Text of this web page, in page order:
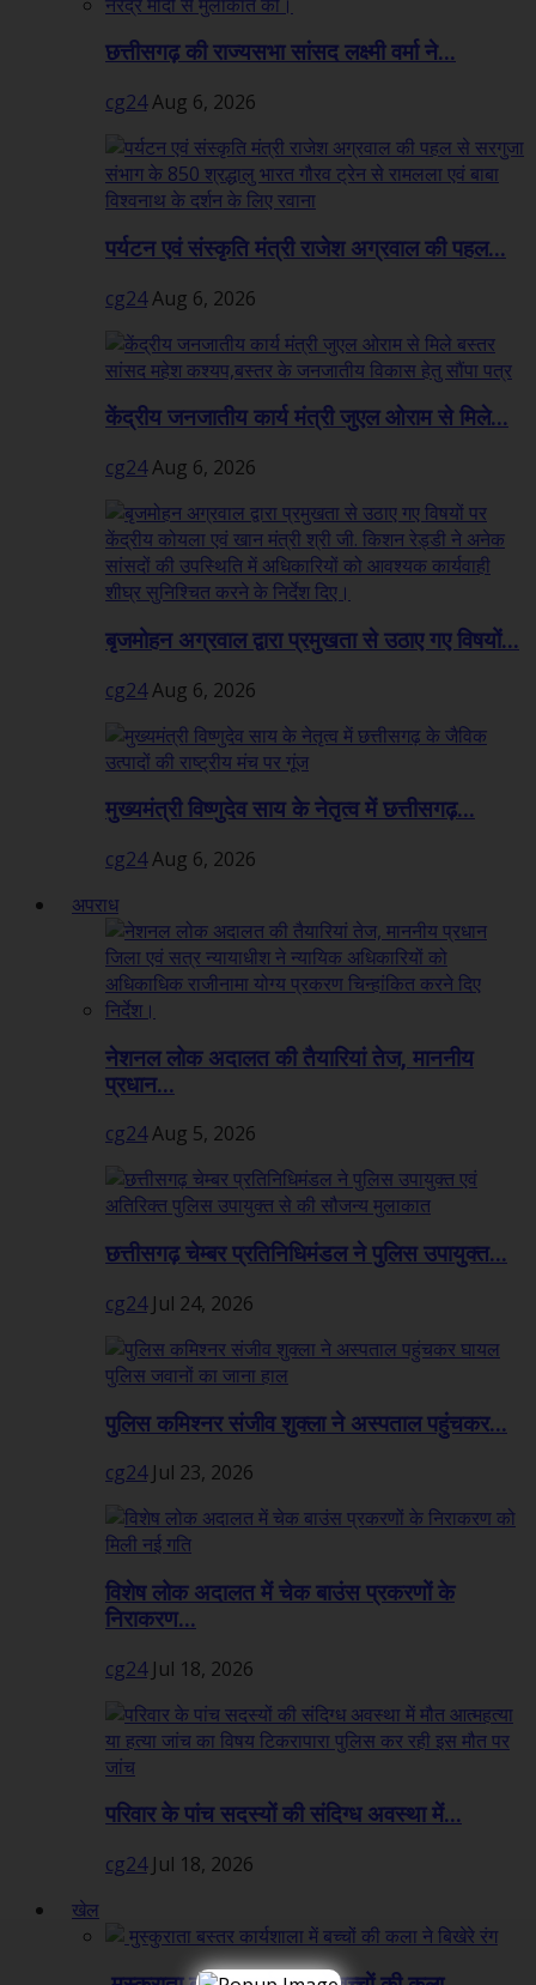
छत्तीसगढ़ की राज्यसभा सांसद लक्ष्मी वर्मा ने...
cg24Aug 6, 2026
पर्यटन एवं संस्कृति मंत्री राजेश अग्रवाल की पहल...
cg24Aug 6, 2026
केंद्रीय जनजातीय कार्य मंत्री जुएल ओराम से मिले...
cg24Aug 6, 2026
बृजमोहन अग्रवाल द्वारा प्रमुखता से उठाए गए विषयों...
cg24Aug 6, 2026
मुख्यमंत्री विष्णुदेव साय के नेतृत्व में छत्तीसगढ़...
cg24Aug 6, 2026
अपराध
नेशनल लोक अदालत की तैयारियां तेज, माननीय
प्रधान...
cg24Aug 5, 2026
छत्तीसगढ़ चेम्बर प्रतिनिधिमंडल ने पुलिस उपायुक्त...
cg24 Jul 24, 2026
पुलिस कमिश्नर संजीव शुक्ला ने अस्पताल पहुंचकर...
cg24 Jul 23, 2026
विशेष लोक अदालत में चेक बाउंस प्रकरणों के
निराकरण...
cg24 Jul 18, 2026
परिवार के पांच सदस्यों की संदिग्ध अवस्था में...
cg24 Jul 18, 2026
खेल